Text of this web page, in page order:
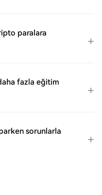
paralara
fazla eğitim
sorunlarla